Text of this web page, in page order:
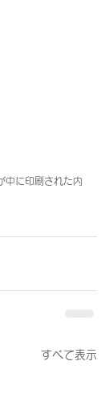
中に印刷された内
すべて表示